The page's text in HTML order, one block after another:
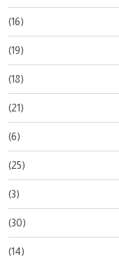
(16)
(19)
(18)
(21)
(6)
(25)
(3)
(30)
(14)